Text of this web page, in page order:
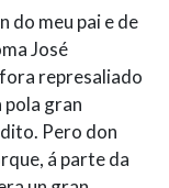
do meu pai e de
José
represaliado
pola gran
Pero don
á parte da